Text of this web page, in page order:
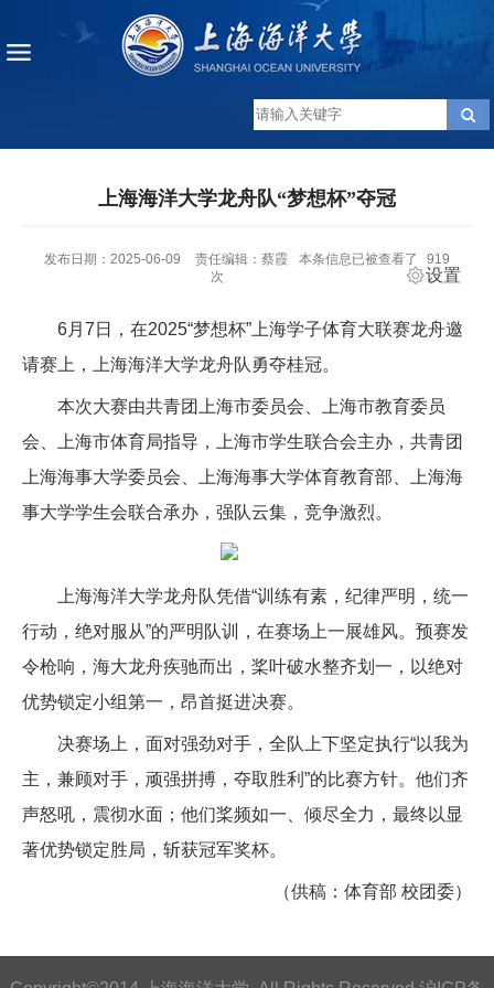
上海海洋大学龙舟队“梦想杯”夺冠
发布日期：2025-06-09 责任编辑：蔡霞 本条信息已被查看了
919
次
设置
6月7日，在2025“梦想杯”上海学子体育大联赛龙舟邀
请赛上，上海海洋大学龙舟队勇夺桂冠。
本次大赛由共青团上海市委员会、上海市教育委员
会、上海市体育局指导，上海市学生联合会主办，共青团
上海海事大学委员会、上海海事大学体育教育部、上海海
事大学学生会联合承办，强队云集，竞争激烈。
上海海洋大学龙舟队凭借“训练有素，纪律严明，统一
行动，绝对服从”的严明队训，在赛场上一展雄风。预赛发
令枪响，海大龙舟疾驰而出，桨叶破水整齐划一，以绝对
优势锁定小组第一，昂首挺进决赛。
决赛场上，面对强劲对手，全队上下坚定执行“以我为
主，兼顾对手，顽强拼搏，夺取胜利”的比赛方针。他们齐
声怒吼，震彻水面；他们桨频如一、倾尽全力，最终以显
著优势锁定胜局，斩获冠军奖杯。
（供稿：体育部 校团委）